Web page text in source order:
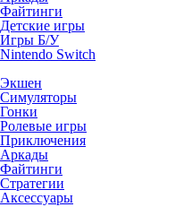
Файтинги
Детские игры
Игры Б/У
Nintendo Switch
Экшен
Симуляторы
Гонки
Ролевые игры
Приключения
Аркады
Файтинги
Стратегии
Аксессуары